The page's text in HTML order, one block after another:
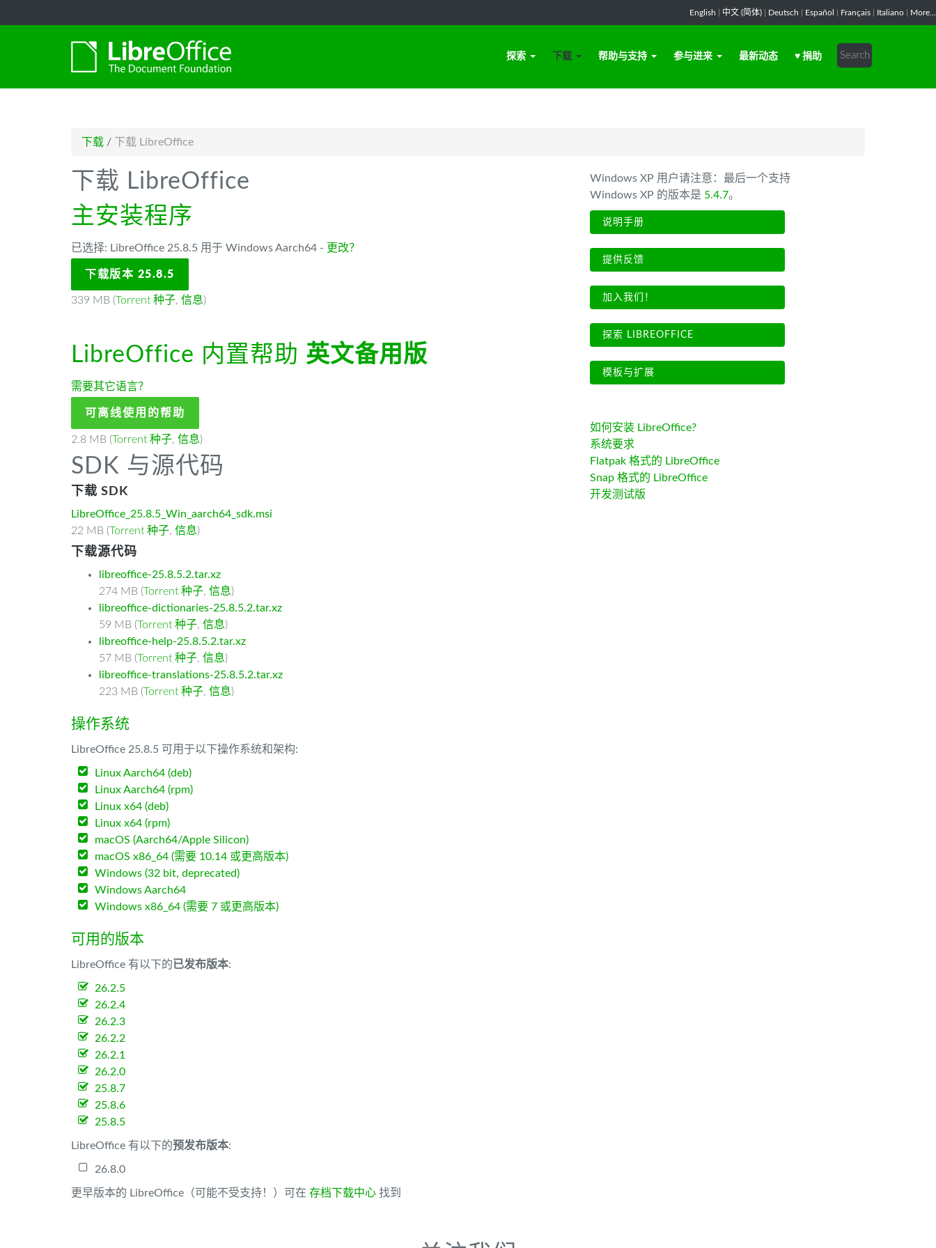
English 中文 (简体) Deutsch Español Français Italiano More...
探索 下载 帮助与支持 参与进来 最新动态 ♥ 捐助
下载 / 下载 LibreOffice
下载 LibreOffice
主安装程序
已选择: LibreOffice 25.8.5 用于 Windows Aarch64 - 更改？
下载版本 25.8.5
339 MB (Torrent 种子, 信息)
LibreOffice 内置帮助 英文备用版
需要其它语言？
可离线使用的帮助
2.8 MB (Torrent 种子, 信息)
SDK 与源代码
下载 SDK
LibreOffice_25.8.5_Win_aarch64_sdk.msi
22 MB (Torrent 种子, 信息)
下载源代码
libreoffice-25.8.5.2.tar.xz
274 MB (Torrent 种子, 信息)
libreoffice-dictionaries-25.8.5.2.tar.xz
59 MB (Torrent 种子, 信息)
libreoffice-help-25.8.5.2.tar.xz
57 MB (Torrent 种子, 信息)
libreoffice-translations-25.8.5.2.tar.xz
223 MB (Torrent 种子, 信息)
操作系统
LibreOffice 25.8.5 可用于以下操作系统和架构:
Linux Aarch64 (deb)
Linux Aarch64 (rpm)
Linux x64 (deb)
Linux x64 (rpm)
macOS (Aarch64/Apple Silicon)
macOS x86_64 (需要 10.14 或更高版本)
Windows (32 bit, deprecated)
Windows Aarch64
Windows x86_64 (需要 7 或更高版本)
可用的版本
LibreOffice 有以下的已发布版本:
26.2.5
26.2.4
26.2.3
26.2.2
26.2.1
26.2.0
25.8.7
25.8.6
25.8.5
LibreOffice 有以下的预发布版本:
26.8.0
更早版本的 LibreOffice（可能不受支持！）可在 存档下载中心 找到
Windows XP 用户请注意：最后一个支持
Windows XP 的版本是 5.4.7。
说明手册
提供反馈
加入我们！
探索 LIBREOFFICE
模板与扩展
如何安装 LibreOffice?
系统要求
Flatpak 格式的 LibreOffice
Snap 格式的 LibreOffice
开发测试版